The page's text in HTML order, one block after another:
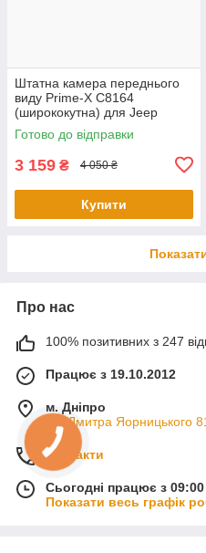
Штатна камера переднього
виду Prime-X C8164
(ширококутна) для Jeep
Compass 2017 - 2018
Готово до відправки
3 159 ₴ 4 050 ₴
Купити
Про нас
100% позитивних з 247
Працює з 19.10.2012
м. Дніпро
пр. Дмитра Яорницького
Контакти
Сьогодні працює з
Показати весь графік